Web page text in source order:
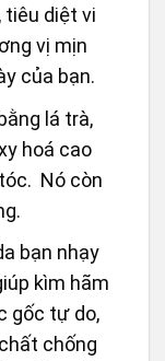
tiêu diệt vi
vị mịn
của bạn.
lá trà,
hoá cao
Nó còn
bạn nhạy
kìm hãm
gốc tự do,
chống